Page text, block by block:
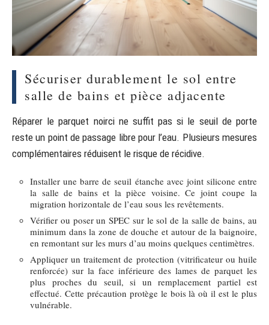
Sécuriser durablement le sol entre
salle de bains et pièce adjacente
Réparer le parquet noirci ne suffit pas si le seuil de porte
reste un point de passage libre pour l’eau. Plusieurs mesures
complémentaires réduisent le risque de récidive.
Installer une barre de seuil étanche avec joint silicone entre
la salle de bains et la pièce voisine. Ce joint coupe la
migration horizontale de l’eau sous les revêtements.
Vérifier ou poser un SPEC sur le sol de la salle de bains, au
minimum dans la zone de douche et autour de la baignoire,
en remontant sur les murs d’au moins quelques centimètres.
Appliquer un traitement de protection (vitrificateur ou huile
renforcée) sur la face inférieure des lames de parquet les
plus proches du seuil, si un remplacement partiel est
effectué. Cette précaution protège le bois là où il est le plus
vulnérable.